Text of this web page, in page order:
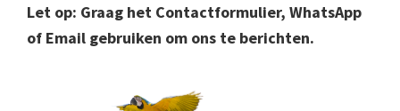
Let op: Graag het Contactformulier, WhatsApp
of Email gebruiken om ons te berichten.